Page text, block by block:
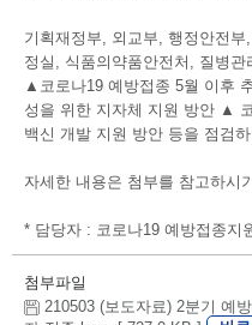
기획재정부, 외교부, 행정안전
정실, 식품의약품안전처, 질병
▲코로나19 예방접종 5월 이후
성을 위한 지자체 지원 방안 ▲
백신 개발 지원 방안 등을 점검
자세한 내용은 첨부를 참고하시
* 담당자 : 코로나19 예방접종지
첨부파일
210503 (보도자료) 2분기 예